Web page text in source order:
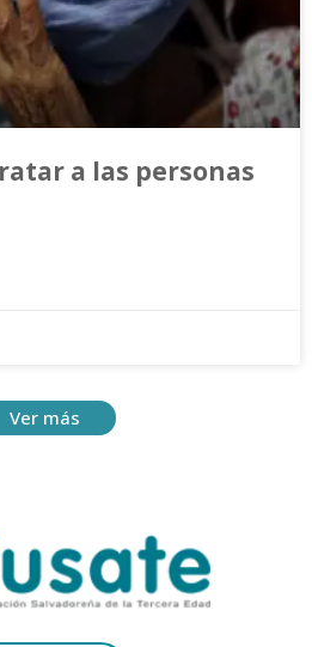
a las personas
Ver más